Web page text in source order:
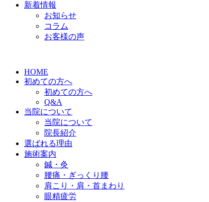
新着情報
お知らせ
コラム
お客様の声
HOME
初めての方へ
初めての方へ
Q&A
当院について
当院について
院長紹介
選ばれる理由
施術案内
鍼・灸
腰痛・ぎっくり腰
肩こり・肩・首まわり
眼精疲労